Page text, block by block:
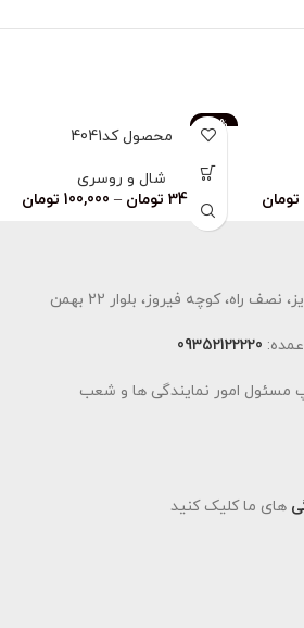
تومان
-83%
محصول کد4041
شال و روسری
349,000 تومان –
100,000 تومان
راه، کوچه فیروز، بلوار 22 بهمن
09352122220
مسئول امور نمایندگی ها و شعب
های ما کلیک کنید